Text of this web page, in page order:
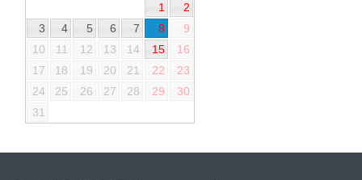
1
2
3
4 5 6 7 8
9
10
11 12 13 14 15
16
17
18 19 20 21 22
23
24
25 26 27 28 29
30
31